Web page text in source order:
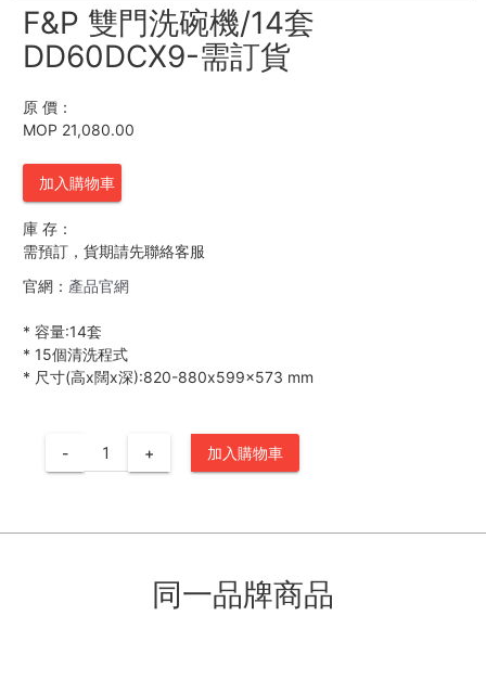
F&P 雙門洗碗機/14套
DD60DCX9-需訂貨
原 價：
MOP 21,080.00
加入購物車
庫 存：
需預訂，貨期請先聯絡客服
官網： 產品官網
* 容量:14套
* 15個清洗程式
* 尺寸(高x闊x深):820-880x599x573 mm
- + 加入購物車
同一品牌商品